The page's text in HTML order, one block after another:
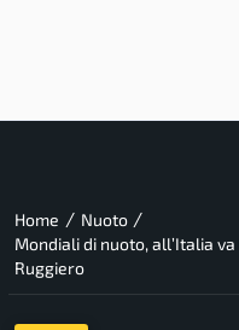
Home / Nuoto /
Mondiali di nuoto, all’Italia
Ruggiero